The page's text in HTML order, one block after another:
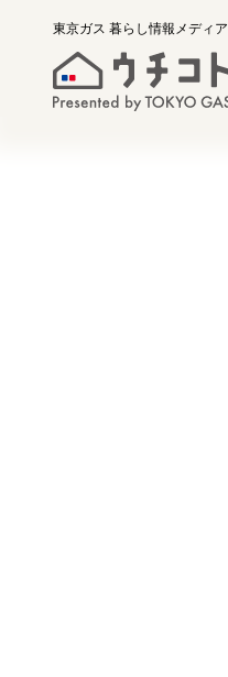
東京ガス 暮らし情報メディア